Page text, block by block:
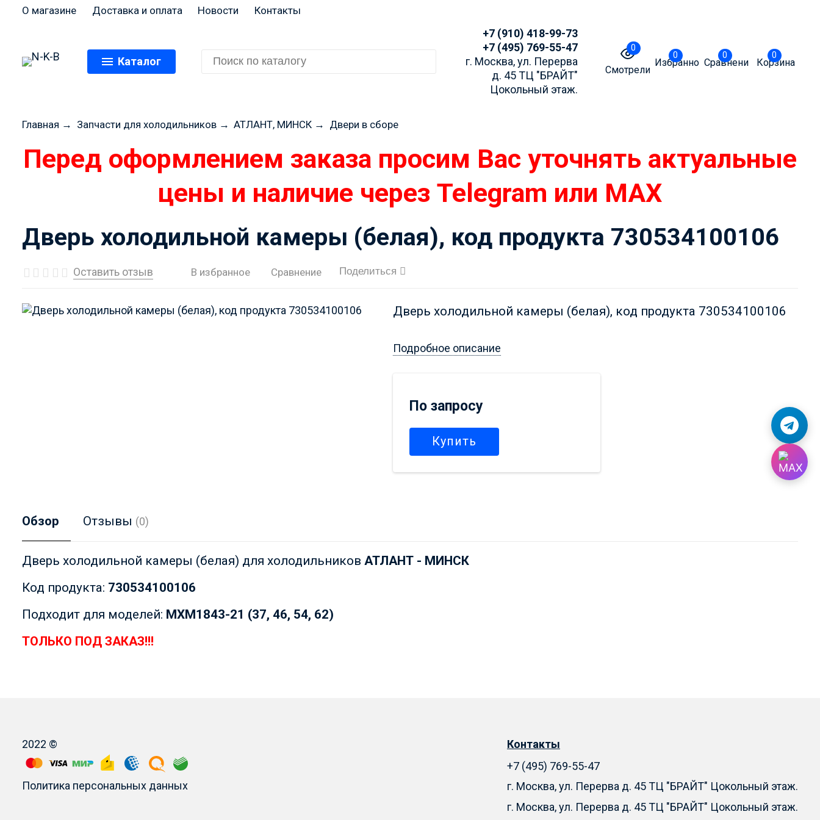
О магазине Доставка и оплата Новости Контакты
Каталог
+7 (910) 418-99-73
+7 (495) 769-55-47
г. Москва, ул. Перерва
д. 45 ТЦ "БРАЙТ"
Цокольный этаж.
0
Смотрели
0
Избранное
0
Сравнение
0
Корзина
Главная → Запчасти для холодильников→ АТЛАНТ, МИНСК → Двери в сборе
Перед оформлением заказа просим Вас уточнять актуальные
цены и наличие через Telegram или MAX
Дверь холодильной камеры (белая), код продукта 730534100106
Оставить отзыв В избранное Сравнение Поделиться
Дверь холодильной камеры (белая), код продукта 730534100106
Подробное описание
По запросу
Купить
Обзор Отзывы (0)
Дверь холодильной камеры (белая) для холодильников АТЛАНТ - МИНСК
Код продукта: 730534100106
Подходит для моделей: МХМ1843-21 (37, 46, 54, 62)
ТОЛЬКО ПОД ЗАКАЗ!!!
2022 ©
Политика персональных данных
Контакты
+7 (495) 769-55-47
г. Москва, ул. Перерва д. 45 ТЦ "БРАЙТ" Цокольный этаж.
г. Москва, ул. Перерва д. 45 ТЦ "БРАЙТ" Цокольный этаж.